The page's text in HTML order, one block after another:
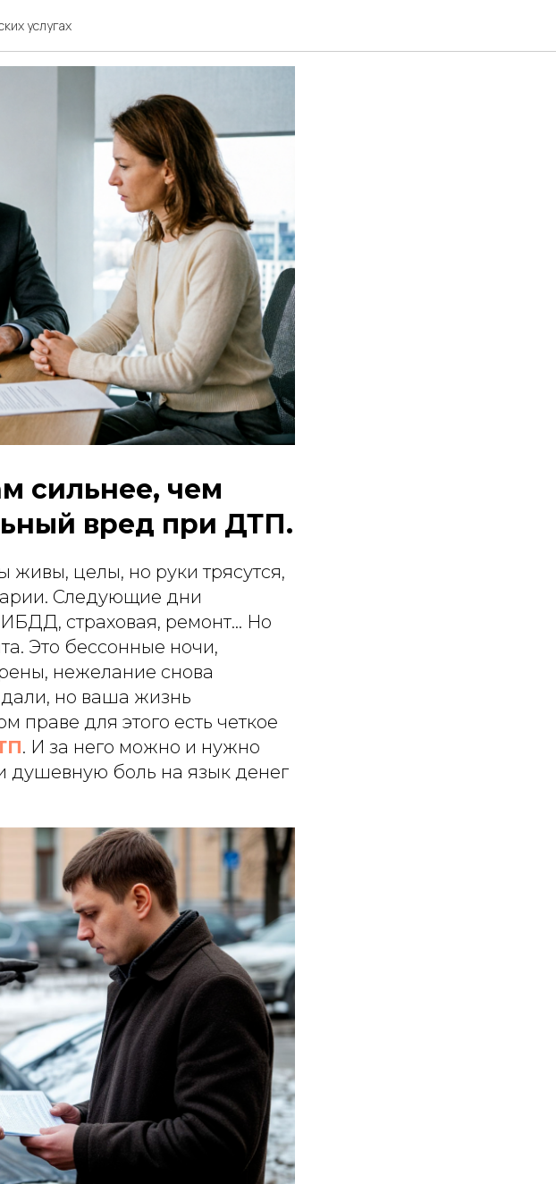
услугах
сильнее, чем
вред при ДТП.
живы, целы, но руки трясутся,
Следующие дни
страховая, ремонт... Но
Это бессонные ночи,
нежелание снова
но ваша жизнь
праве для этого есть четкое
. И за него можно и нужно
душевную боль на язык денег